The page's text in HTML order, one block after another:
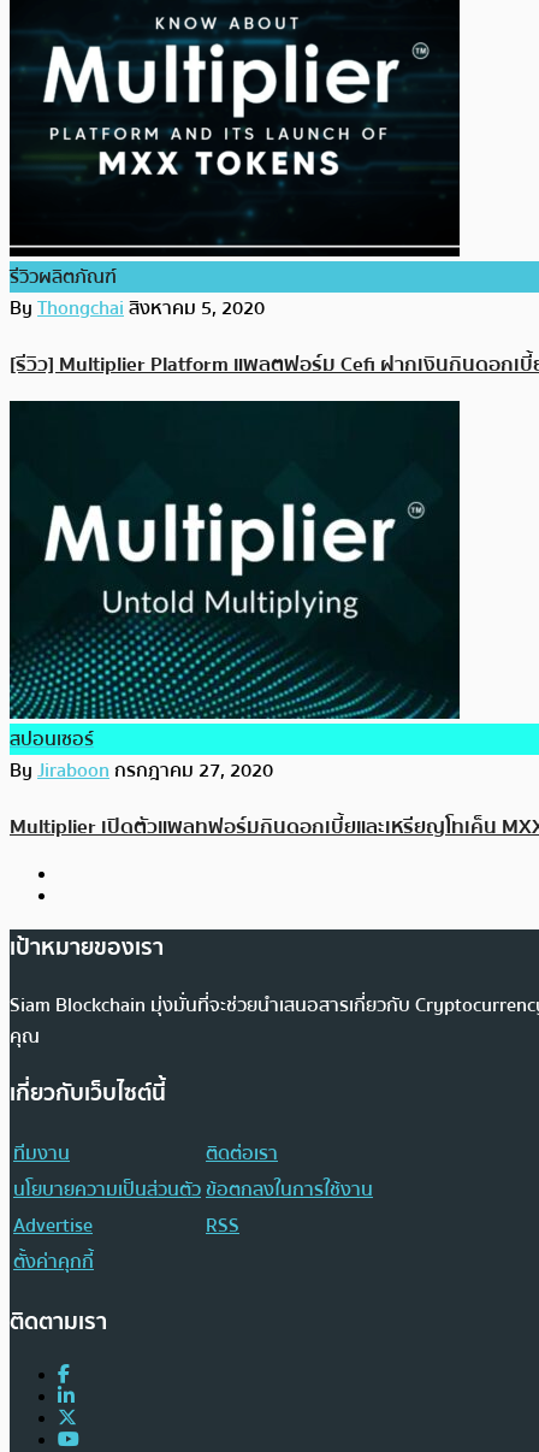
รีวิวผลิตภัณฑ์
ByThongchaiสิงหาคม 5, 2020
[รีวิว] Multiplier Platform แพลตฟอร์ม Cefi ฝากเงินกินดอกเ
สปอนเซอร์
ByJiraboonกรกฎาคม 27, 2020
Multiplier เปิดตัวแพลทฟอร์มกินดอกเบี้ยและเหรียญโทเค็น
เป้าหมายของเรา
Siam Blockchain มุ่งมั่นที่จะช่วยนำเสนอสารเกี่ยวกับ
คุณ
เกี่ยวกับเว็บไซต์นี้
ทีมงาน
ติดต่อเรา
นโยบายความเป็นส่วนตัวข้อตกลงในการใช้งาน
Advertise
RSS
ตั้งค่าคุกกี้
ติดตามเรา